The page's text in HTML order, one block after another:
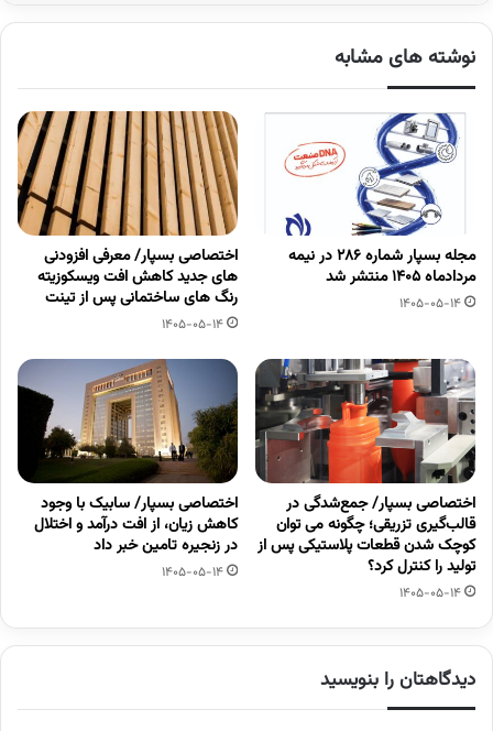
نوشته های مشابه
مجله بسپار شماره 286 در نیمه
مردادماه 1405 منتشر شد
1405-05-14
اختصاصی بسپار/ معرفی افزودنی
های جدید کاهش افت ویسکوزیته
رنگ های ساختمانی پس از تینت
1405-05-14
اختصاصی بسپار/ جمع‌شدگی در
قالب‌گیری تزریقی؛ چگونه می توان
کوچک شدن قطعات پلاستیکی پس از
تولید را کنترل کرد؟
1405-05-14
اختصاصی بسپار/ سابیک با وجود
کاهش زیان، از افت درآمد و اختلال
در زنجیره تامین خبر داد
1405-05-14
دیدگاهتان را بنویسید